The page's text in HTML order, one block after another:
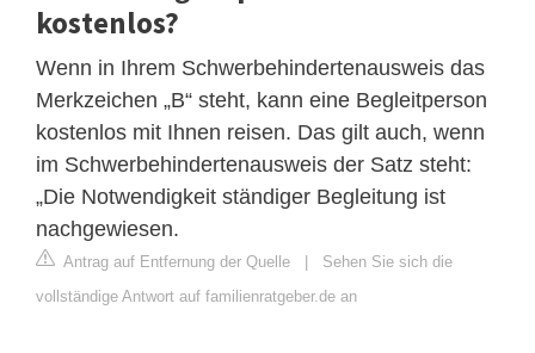
kostenlos?
Wenn in Ihrem Schwerbehindertenausweis das
Merkzeichen „B“ steht, kann eine Begleitperson
kostenlos mit Ihnen reisen. Das gilt auch, wenn
im Schwerbehindertenausweis der Satz steht:
„Die Notwendigkeit ständiger Begleitung ist
nachgewiesen.
Antrag auf Entfernung der Quelle | Sehen Sie sich die
vollständige Antwort auf familienratgeber.de an